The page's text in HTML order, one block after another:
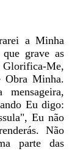
a Minha
que grave as
Me,
Obra Minha.
Eu digo:
Eu não
Não
parte das